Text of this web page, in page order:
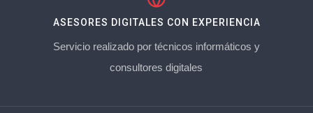
ASESORES DIGITALES CON EXPERIENCIA
Servicio realizado por técnicos informáticos y
consultores digitales